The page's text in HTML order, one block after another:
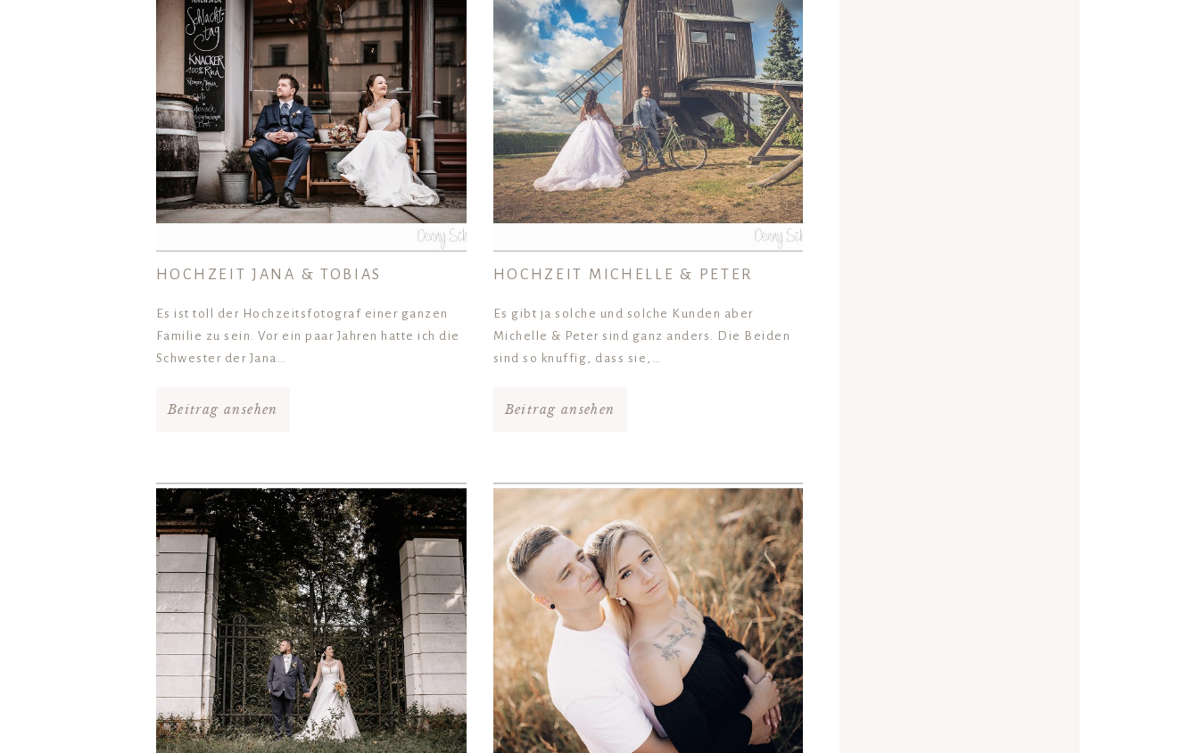
HOCHZEIT JANA & TOBIAS
Es ist toll der Hochzeitsfotograf einer ganzen
Familie zu sein. Vor ein paar Jahren hatte ich die
Schwester der Jana…
Beitrag ansehen
HOCHZEIT MICHELLE & PETER
Es gibt ja solche und solche Kunden aber
Michelle & Peter sind ganz anders. Die Beiden
sind so knuffig, dass sie,…
Beitrag ansehen